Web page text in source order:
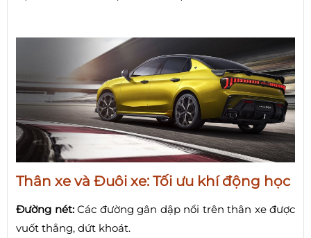
Thân xe và Đuôi xe: Tối ưu khí động học
Đường nét:Các đường gân dập nổi trên thân xe được
vuốt thẳng, dứt khoát.